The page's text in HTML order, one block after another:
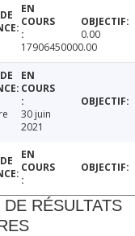
17906450000.00
0.00
30 juin
2021
RÉSULTATS